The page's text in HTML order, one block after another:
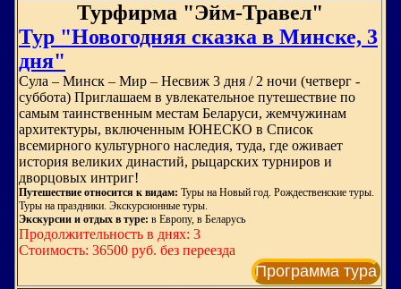
Турфирма "Эйм-Травел"
Тур "Новогодняя сказка в Минске, 3
дня"
Сула – Минск – Мир – Несвиж 3 дня / 2 ночи (четверг -
суббота) Приглашаем в увлекательное путешествие по
самым таинственным местам Беларуси, жемчужинам
архитектуры, включенным ЮНЕСКО в Список
всемирного культурного наследия, туда, где оживает
история великих династий, рыцарских турниров и
дворцовых интриг!
Путешествие относится к видам: Туры на Новый год. Рождественские туры.
Туры на праздники. Экскурсионные туры.
Экскурсии и отдых в туре: в Европу, в Беларусь
Продолжительность в днях: 3
Стоимость: 36500 руб. без переезда
Программа тура